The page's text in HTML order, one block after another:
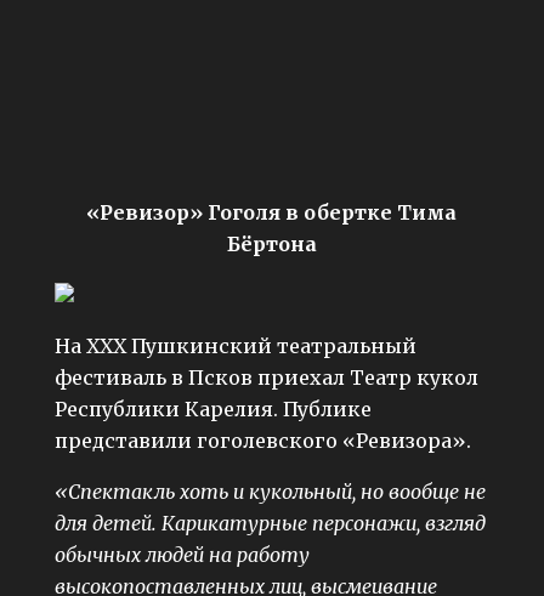
«Ревизор» Гоголя в обертке Тима
Бёртона
На XXX Пушкинский театральный
фестиваль в Псков приехал Театр кукол
Республики Карелия. Публике
представили гоголевского «Ревизора».
«Спектакль хоть и кукольный, но вообще не
для детей. Карикатурные персонажи, взгляд
обычных людей на работу
высокопоставленных лиц, высмеивание